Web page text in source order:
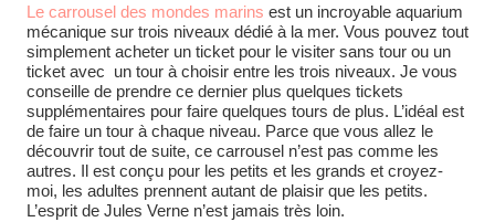
Le carrousel des mondes marins est un incroyable aquarium
mécanique sur trois niveaux dédié à la mer. Vous pouvez tout
simplement acheter un ticket pour le visiter sans tour ou un
ticket avec un tour à choisir entre les trois niveaux. Je vous
conseille de prendre ce dernier plus quelques tickets
supplémentaires pour faire quelques tours de plus. L’idéal est
de faire un tour à chaque niveau. Parce que vous allez le
découvrir tout de suite, ce carrousel n’est pas comme les
autres. Il est conçu pour les petits et les grands et croyez-
moi, les adultes prennent autant de plaisir que les petits.
L’esprit de Jules Verne n’est jamais très loin.